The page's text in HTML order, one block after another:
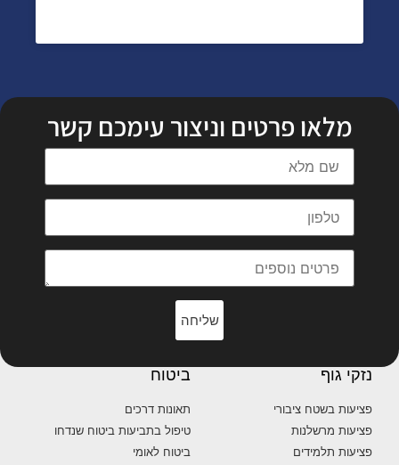
מלאו פרטים וניצור עימכם קשר
שליחה
נזקי גוף
פציעות בשטח ציבורי
פציעות מרשלנות
פציעות תלמידים
ביטוח
תאונות דרכים
טיפול בתביעות ביטוח שנדחו
ביטוח לאומי